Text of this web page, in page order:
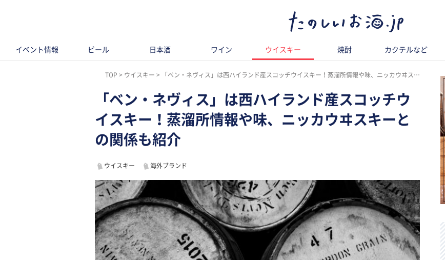
イベント情報 ビール 日本酒 ワイン ウイスキー 焼酎 カクテルなど
TOP ウイスキー 「ベン・ネヴィス」は西ハイランド産スコッチウイスキー！蒸溜所情報や味、ニッカウヰスキーとの関係も紹介
「ベン・ネヴィス」は西ハイランド産スコッチウ
イスキー！蒸溜所情報や味、ニッカウヰスキーと
の関係も紹介
ウイスキー 海外ブランド